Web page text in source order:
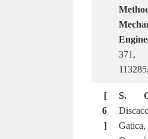
371,
[
6
]
S.